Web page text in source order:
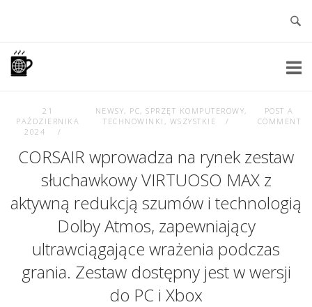
content
Home
21
PAŹDZIERNIKA
2024
NEWSY, PC,SPRZĘT KOMPUTEROWY,
TECHNOWINKI , WSZYSTKIE
POST A
COMMENT
CORSAIR wprowadza na rynek zestaw
słuchawkowy VIRTUOSO MAX z
aktywną redukcją szumów i technologią
Dolby Atmos, zapewniający
ultrawciągające wrażenia podczas
grania. Zestaw dostępny jest w wersji
do PC i Xbox